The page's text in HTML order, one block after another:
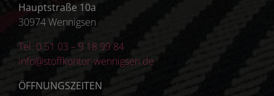
Hauptstraße 10a
30974 Wennigsen
Tel. 0 51 03 – 9 18 99 84
info@stoffkontor-wennigsen.de
ÖFFNUNGSZEITEN